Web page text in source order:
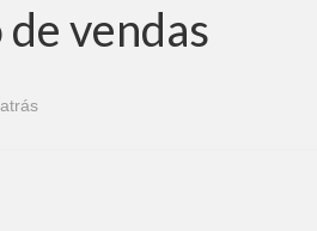
vendas